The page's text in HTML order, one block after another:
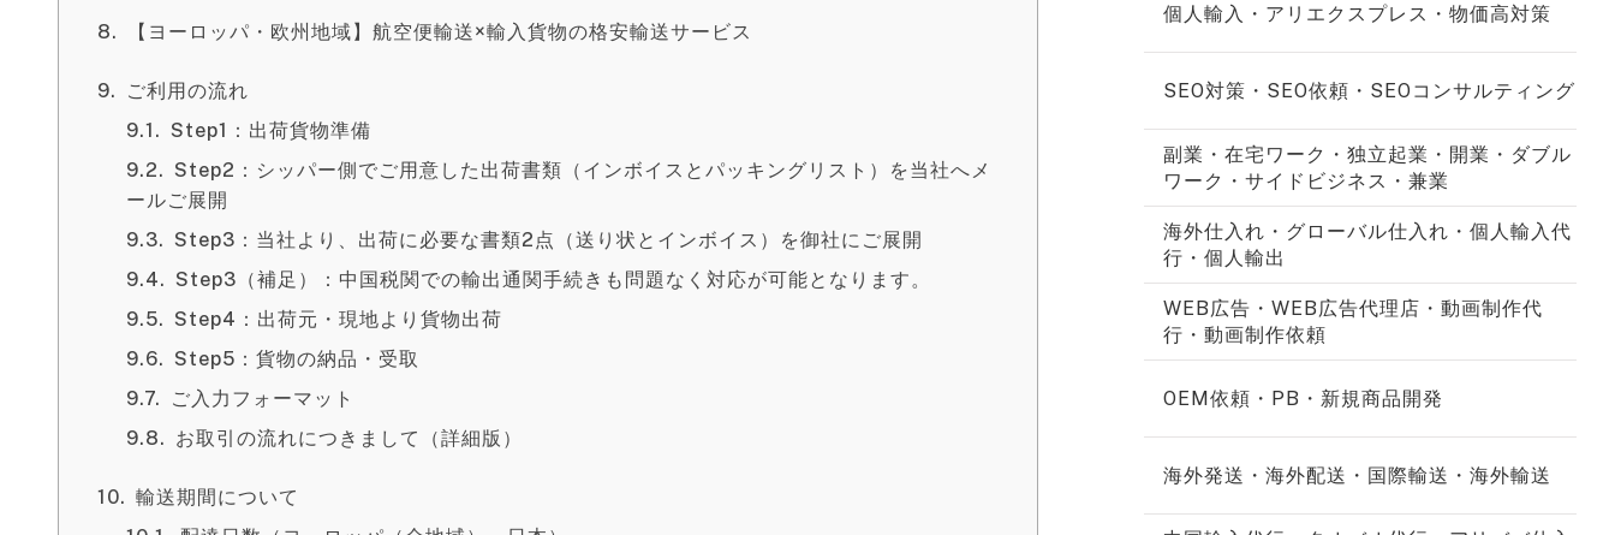
【ヨーロッパ・欧州地域】航空便輸送×輸入貨物の格安輸送サービス
ご利用の流れ
Step1：出荷貨物準備
Step2：シッパー側でご用意した出荷書類（インボイスとパッキングリスト）を当社へメ
ールご展開
Step3：当社より、出荷に必要な書類2点（送り状とインボイス）を御社にご展開
Step3（補足）：中国税関での輸出通関手続きも問題なく対応が可能となります。
Step4：出荷元・現地より貨物出荷
Step5：貨物の納品・受取
ご入力フォーマット
お取引の流れにつきまして（詳細版）
輸送期間について
個人輸入・アリエクスプレス・物価高対策
SEO対策・SEO依頼・SEOコンサルティング
副業・在宅ワーク・独立起業・開業・ダブル
ワーク・サイドビジネス・兼業
海外仕入れ・グローバル仕入れ・個人輸入代
行・個人輸出
WEB広告・WEB広告代理店・動画制作代
行・動画制作依頼
OEM依頼・PB・新規商品開発
海外発送・海外配送・国際輸送・海外輸送